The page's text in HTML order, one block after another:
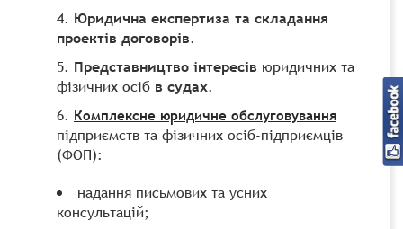
Юридична експертиза та складання
проектів договорів.
Представництво інтересів юридичних та
фізичних осіб в судах.
Комплексне юридичне обслуговування
підприємств та фізичних осіб-підприємців
(ФОП):
надання письмових та усних
консультацій;